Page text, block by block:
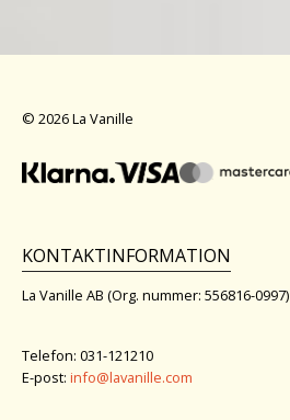
© 2026 La Vanille
KONTAKTINFORMATION
La Vanille AB (Org. nummer: 556816-0997)
Telefon: 031-121210
E-post: info@lavanille.com